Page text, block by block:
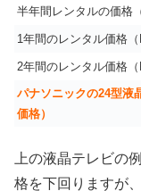
半年間レンタルの価格
1年間のレンタル価格（
2年間のレンタル価格（
パナソニックの24型液
価格）
上の液晶テレビの
格を下回りますが